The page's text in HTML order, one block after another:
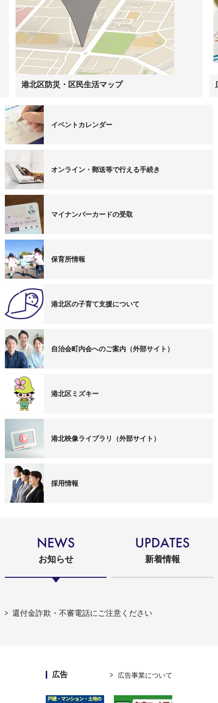
港北区防災・区民生活マップ
イベントカレンダー
オンライン・郵送等で行える手続き
マイナンバーカードの受取
保育所情報
港北区の子育て支援について
自治会町内会へのご案内（外部サイト）
港北区ミズキー
港北映像ライブラリ（外部サイト）
採用情報
お知らせ
還付金詐欺・不審電話にご注意ください
新着情報
広告 広告事業について